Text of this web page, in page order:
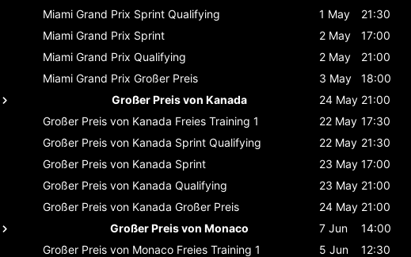
Miami Grand Prix Sprint Qualifying 1 May
21:30
Miami Grand Prix Sprint 2 May
17:00
Miami Grand Prix Qualifying 2 May
21:00
Miami Grand Prix Großer Preis 3 May
18:00
Großer Preis von Kanada
24 May 21:00
Großer Preis von Kanada Freies Training 1 22 May 17:30
Großer Preis von Kanada Sprint Qualifying 22 May 21:30
Großer Preis von Kanada Sprint 23 May 17:00
Großer Preis von Kanada Qualifying 23 May 21:00
Großer Preis von Kanada Großer Preis 24 May 21:00
Großer Preis von Monaco
7 Jun
14:00
Großer Preis von Monaco Freies Training 1 5 Jun
12:30